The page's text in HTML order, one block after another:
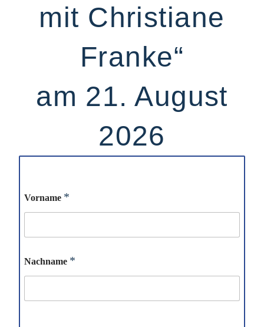
mit Christiane
Franke“
am 21. August
2026
Vorname *
Nachname *